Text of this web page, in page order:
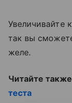
Увеличивайте
так вы
желе.
Читайте
теста